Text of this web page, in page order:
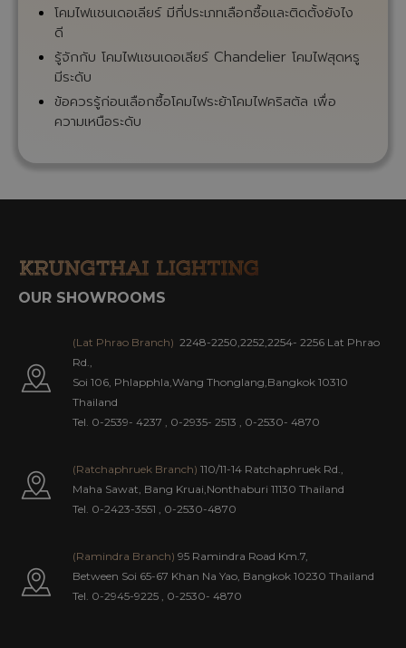
โคมไฟแชนเดอเลียร์ มีกี่ประเภทเลือกซื้อและติดตั้งยังไง
ดี
รู้จักกับ โคมไฟแชนเดอเลียร์ Chandelier โคมไฟสุดหรู
มีระดับ
ข้อควรรู้ก่อนเลือกซื้อโคมไฟระย้าโคมไฟคริสตัล เพื่อ
ความเหนือระดับ
OUR SHOWROOMS
(Lat Phrao Branch) 2248-2250,2252,2254- 2256 Lat Phrao
Rd.,
Soi 106, Phlapphla,Wang Thonglang,Bangkok 10310
Thailand
Tel. 0-2539- 4237
0-2935- 2513 0-2530- 4870
(Ratchaphruek Branch) 110/11-14 Ratchaphruek Rd.,
Maha Sawat, Bang Kruai,Nonthaburi 11130 Thailand
Tel. 0-2423-3551
0-2530-4870
(Ramindra Branch) 95 Ramindra Road Km.7,
Between Soi 65-67 Khan Na Yao, Bangkok 10230 Thailand
Tel. 0-2945-9225 0-2530- 4870